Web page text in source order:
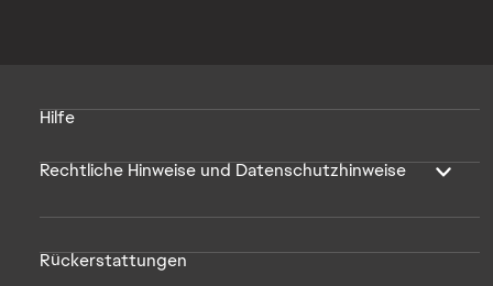
Hilfe
Rechtliche Hinweise und Datenschutzhinweise
Rückerstattungen